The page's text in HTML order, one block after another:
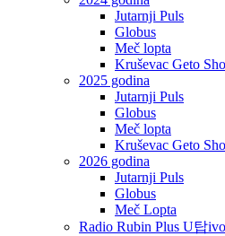
Jutarnji Puls
Globus
Meč lopta
Kruševac Geto
2025 godina
Jutarnji Puls
Globus
Meč lopta
Kruševac Geto
2026 godina
Jutarnji Puls
Globus
Meč Lopta
Radio Rubin Plus U탑ivo